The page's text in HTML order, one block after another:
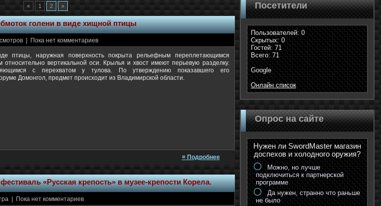
« 1 2 »
голени в виде хищной птицы
| Пока нет комментариев
птицы, наружная поверхность покрыта рельефным переплетающимся
вертикальной оси. Крылья и хвост имеют перьевую разделку.
с перехватом у тулова. По утверждению показавшего его
Домонгол, предмет происходит из Владимирской области.
¤ Подробнее
«Русская крепость» в музее-крепости Корела.
| Пока нет комментариев
Посетители
Пользователей: 0
Скрытых: 0
Гостей: 71
Всего: 71
Google
Онлайн список
Опрос на сайте
Нужен ли SwordMaster магазин
доспехов и холодного оружия?
Можно, но лучше
подключиться к партнерской
программе
Да нужен, странно что раньше
не было